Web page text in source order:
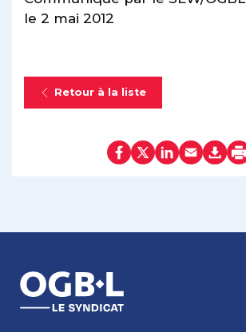
le 2 mai 2012
Retour à la liste